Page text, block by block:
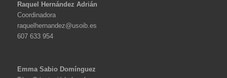
Raquel Hernández Adrián
Coordinadora
raquelhernandez@usoib.es
607 633 954
Emma Sabio Domínguez